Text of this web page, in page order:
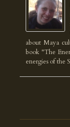
about Maya
book "The
energies of the